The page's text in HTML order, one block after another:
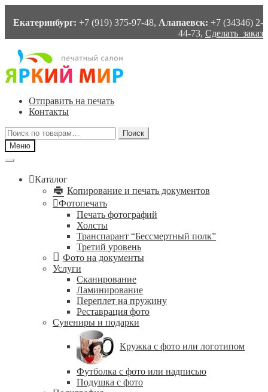
Екатеринбург: +7 (919) 375-97-48, Алапаевск: +7 (34346) 2-
44-73, Сделать заказ
Перейти
навигации
Перейти
содержимому
Отправить на печать
Контакты
Искать:
Поиск
Меню
Каталог
Копирование и печать документов
Фотопечать
Печать фотографий
Холсты
Транспарант “Бессмертный полк”
Третий уровень
Фото на документы
Услуги
Сканирование
Ламинирование
Переплет на пружину
Реставрация фото
Сувениры и подарки
Кружка с фото или логотипом
Футболка с фото или надписью
Подушка с фото